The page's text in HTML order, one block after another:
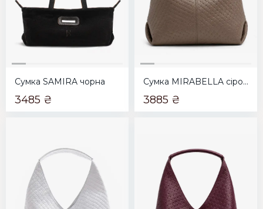
Сумка SAMIRA чорна
3485 ₴
Сумка MIRABELLA сіро-коричнева
3885 ₴